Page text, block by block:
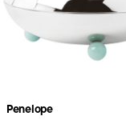
Penelope